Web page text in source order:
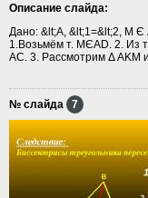
Описание слайда:
Дано: &lt;A, &lt;1=&lt;2, M Є
1.Возьмём т. МЄAD. 2. Из
AC. 3. Рассмотрим Δ AKM
№ слайда 7